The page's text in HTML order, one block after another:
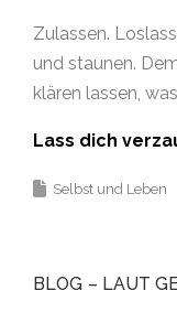
Zulassen.
und staunen.
klären lassen,
Lass dich
Selbst und Leben
BLOG – LAUT